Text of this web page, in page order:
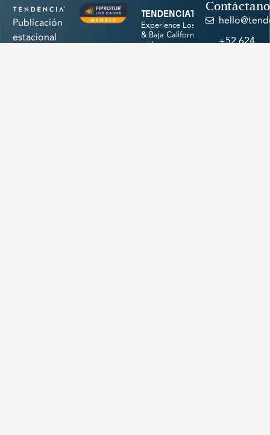
Publicación
estacional
tendenciatravel
Experience Los Cabos
& Baja California Sur
with our magazine & +52 624